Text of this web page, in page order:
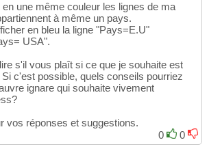
une même couleur les lignes de ma
à même un pays.
en bleu la ligne "Pays=E.U"
USA".
s'il vous plaît si ce que je souhaite est
c'est possible, quels conseils pourriez
ignare qui souhaite vivement
vos réponses et suggestions.
0
0